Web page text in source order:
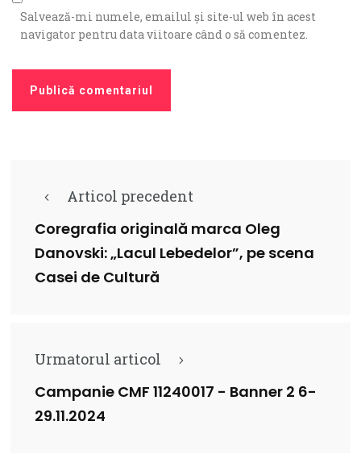
Salvează-mi numele, emailul și site-ul web în acest
navigator pentru data viitoare când o să comentez.
Articol precedent
Coregrafia originală marca Oleg
Danovski: „Lacul Lebedelor”, pe scena
Casei de Cultură
Urmatorul articol
Campanie CMF 11240017 - Banner 2 6-
29.11.2024